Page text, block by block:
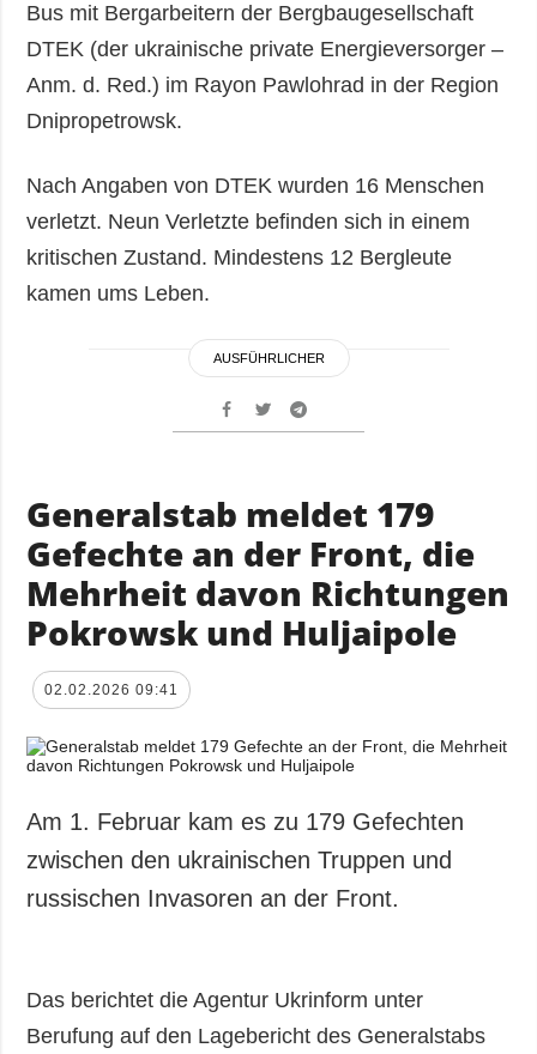
Bus mit Bergarbeitern der Bergbaugesellschaft
DTEK (der ukrainische private Energieversorger –
Anm. d. Red.) im Rayon Pawlohrad in der Region
Dnipropetrowsk.
Nach Angaben von DTEK wurden 16 Menschen
verletzt. Neun Verletzte befinden sich in einem
kritischen Zustand. Mindestens 12 Bergleute
kamen ums Leben.
AUSFÜHRLICHER
Generalstab meldet 179
Gefechte an der Front, die
Mehrheit davon Richtungen
Pokrowsk und Huljaipole
02.02.2026 09:41
Am 1. Februar kam es zu 179 Gefechten
zwischen den ukrainischen Truppen und
russischen Invasoren an der Front.
Das berichtet die Agentur Ukrinform unter
Berufung auf den Lagebericht des Generalstabs